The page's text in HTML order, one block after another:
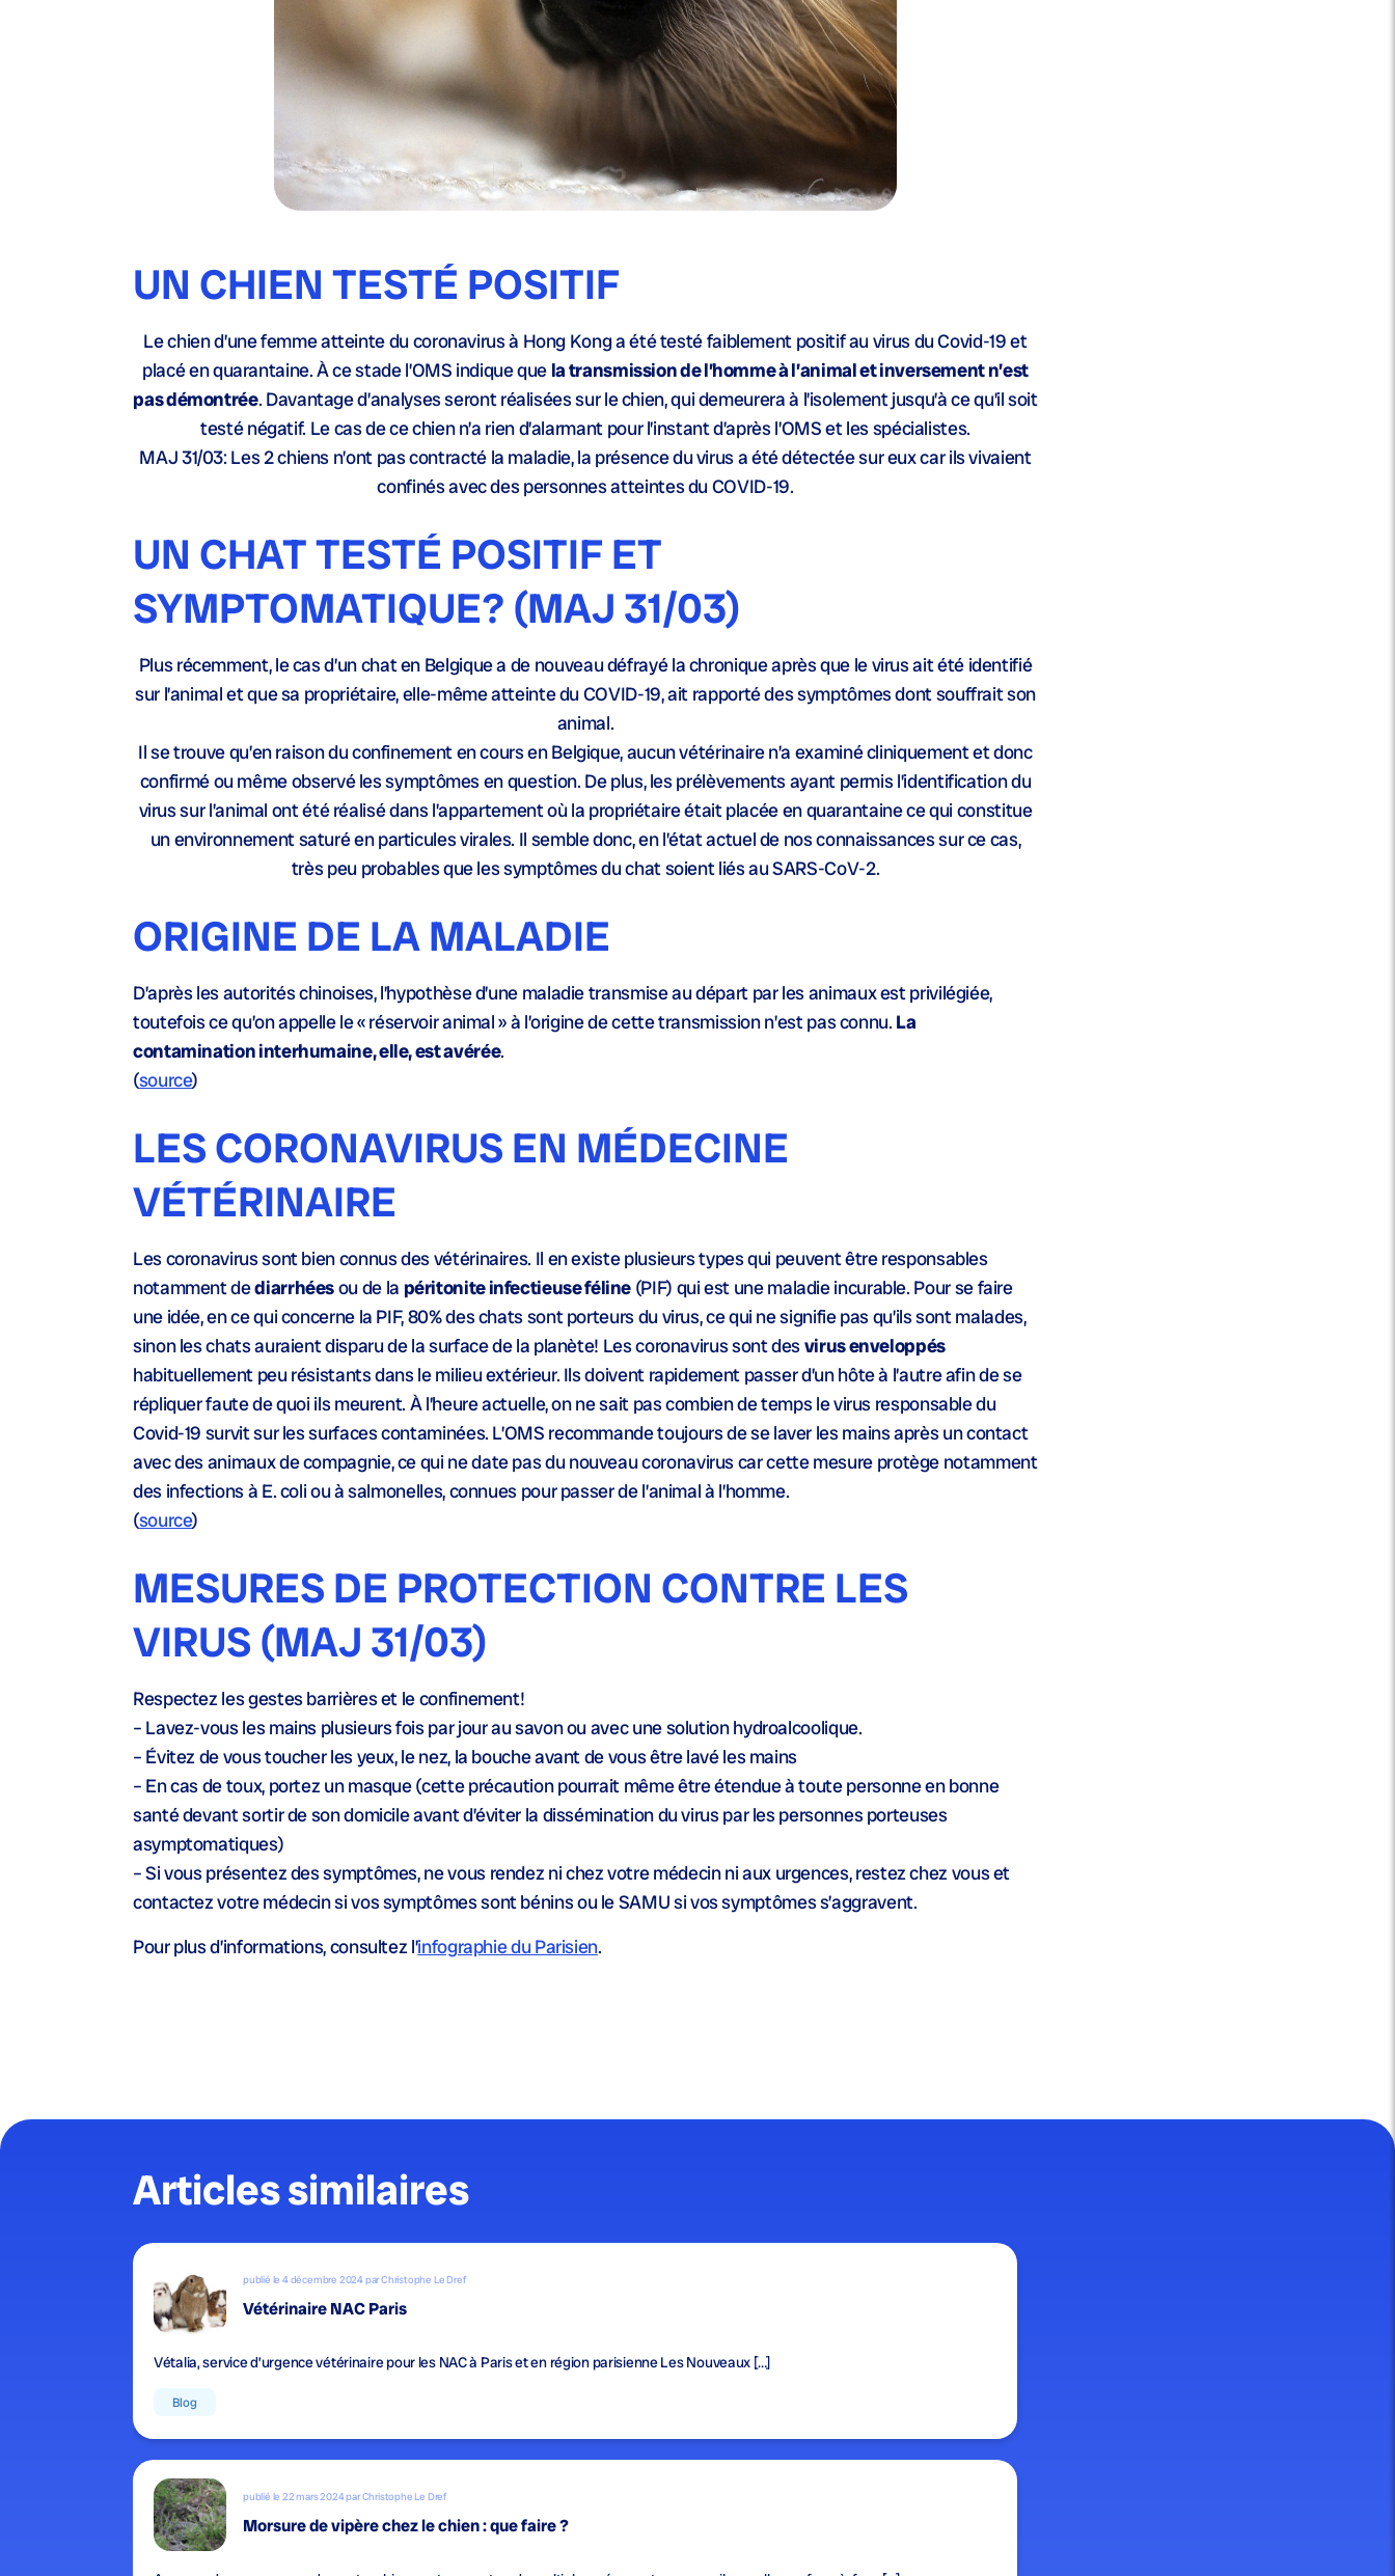
UN CHIEN TESTÉ POSITIF
Le chien d’une femme atteinte du coronavirus à Hong Kong a été testé faiblement positif au virus du Covid-19 et
placé en quarantaine. À ce stade l’OMS indique que la transmission de l’homme à l’animal et inversement n’est
pas démontrée. Davantage d’analyses seront réalisées sur le chien, qui demeurera à l’isolement jusqu’à ce qu’il soit
testé négatif. Le cas de ce chien n’a rien d’alarmant pour l’instant d’après l’OMS et les spécialistes.
MAJ 31/03: Les 2 chiens n’ont pas contracté la maladie, la présence du virus a été détectée sur eux car ils vivaient
confinés avec des personnes atteintes du COVID-19.
UN CHAT TESTÉ POSITIF ET
SYMPTOMATIQUE? (MAJ 31/03)
Plus récemment, le cas d’un chat en Belgique a de nouveau défrayé la chronique après que le virus ait été identifié
sur l’animal et que sa propriétaire, elle-même atteinte du COVID-19, ait rapporté des symptômes dont souffrait son
animal.
Il se trouve qu’en raison du confinement en cours en Belgique, aucun vétérinaire n’a examiné cliniquement et donc
confirmé ou même observé les symptômes en question. De plus, les prélèvements ayant permis l’identification du
virus sur l’animal ont été réalisé dans l’appartement où la propriétaire était placée en quarantaine ce qui constitue
un environnement saturé en particules virales. Il semble donc, en l’état actuel de nos connaissances sur ce cas,
très peu probables que les symptômes du chat soient liés au SARS-CoV-2.
ORIGINE DE LA MALADIE
D’après les autorités chinoises, l’hypothèse d’une maladie transmise au départ par les animaux est privilégiée,
toutefois ce qu’on appelle le « réservoir animal » à l’origine de cette transmission n’est pas connu. La
contamination interhumaine, elle, est avérée.
(source)
LES CORONAVIRUS EN MÉDECINE
VÉTÉRINAIRE
Les coronavirus sont bien connus des vétérinaires. Il en existe plusieurs types qui peuvent être responsables
notamment dediarrhéesou de la péritonite infectieuse féline (PIF) qui est une maladie incurable. Pour se faire
une idée, en ce qui concerne la PIF, 80% des chats sont porteurs du virus, ce qui ne signifie pas qu’ils sont malades,
sinon les chats auraient disparu de la surface de la planète! Les coronavirus sont desvirus enveloppés
habituellement peu résistants dans le milieu extérieur. Ils doivent rapidement passer d’un hôte à l’autre afin de se
répliquer faute de quoi ils meurent. À l’heure actuelle, on ne sait pas combien de temps le virus responsable du
Covid-19 survit sur les surfaces contaminées. L’OMS recommande toujours de se laver les mains après un contact
avec des animaux de compagnie, ce qui ne date pas du nouveau coronavirus car cette mesure protège notamment
des infections à E. coli ou à salmonelles, connues pour passer de l’animal à l’homme.
(source)
MESURES DE PROTECTION CONTRE LES
VIRUS (MAJ 31/03)
Respectez les gestes barrières et le confinement!
– Lavez-vous les mains plusieurs fois par jour au savon ou avec une solution hydroalcoolique.
– Évitez de vous toucher les yeux, le nez, la bouche avant de vous être lavé les mains
– En cas de toux, portez un masque (cette précaution pourrait même être étendue à toute personne en bonne
santé devant sortir de son domicile avant d’éviter la dissémination du virus par les personnes porteuses
asymptomatiques)
– Si vous présentez des symptômes, ne vous rendez ni chez votre médecin ni aux urgences, restez chez vous et
contactez votre médecin si vos symptômes sont bénins ou le SAMU si vos symptômes s’aggravent.
Pour plus d’informations, consultez l’infographie du Parisien.
Articles similaires
publié le 4 décembre 2024 par Christophe Le Dref
Vétérinaire NAC Paris
Vétalia, service d’urgence vétérinaire pour les NAC à Paris et en région parisienne Les Nouveaux […]
Blog
publié le 22 mars 2024 par Christophe Le Dref
Morsure de vipère chez le chien : que faire ?